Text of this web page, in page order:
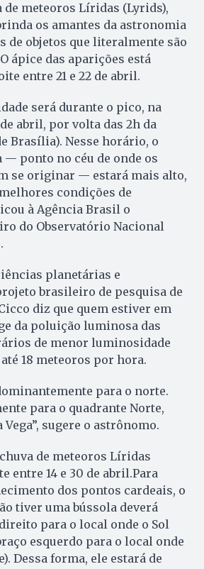
de meteoros Líridas (Lyrids),
os amantes da astronomia
de objetos que literalmente são
ápice das aparições está
entre 21 e 22 de abril.
será durante o pico, na
abril, por volta das 2h da
Brasília). Nesse horário, o
— ponto no céu de onde os
se originar — estará mais alto,
condições de
à Agência Brasil o
do Observatório Nacional
planetárias e
brasileiro de pesquisa de
diz que quem estiver em
da poluição luminosa das
de menor luminosidade
18 meteoros por hora.
para o norte.
para o quadrante Norte,
sugere o astrônomo.
de meteoros Líridas
entre 14 e 30 de abril.Para
dos pontos cardeais, o
tiver uma bússola deverá
para o local onde o Sol
esquerdo para o local onde
Dessa forma, ele estará de